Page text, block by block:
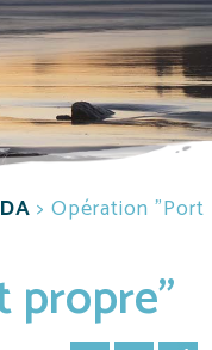
> Opération "Port
propre"